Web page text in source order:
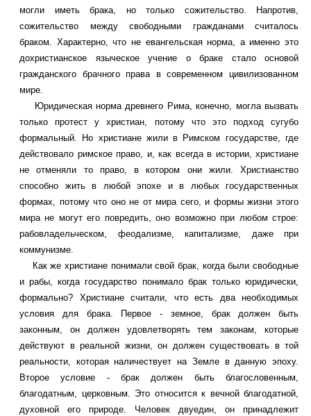
могли иметь брака, но только сожительство. Напротив,
сожительство между свободными гражданами считалось
браком. Характерно, что не евангельская норма, а именно это
дохристианское языческое учение о браке стало основой
гражданского брачного права в современном цивилизованном
мире.
Юридическая норма древнего Рима, конечно, могла вызвать
только протест у христиан, потому что это подход сугубо
формальный. Но христиане жили в Римском государстве, где
действовало римское право, и, как всегда в истории, христиане
не отменяли то право, в котором они жили. Христианство
способно жить в любой эпохе и в любых государственных
формах, потому что оно не от мира сего, и формы жизни этого
мира не могут его повредить, оно возможно при любом строе:
рабовладельческом, феодализме, капитализме, даже при
коммунизме.
Как же христиане понимали свой брак, когда были свободные
и рабы, когда государство понимало брак только юридически,
формально? Христиане считали, что есть два необходимых
условия для брака. Первое - земное, брак должен быть
законным, он должен удовлетворять тем законам, которые
действуют в реальной жизни, он должен существовать в той
реальности, которая наличествует на Земле в данную эпоху.
Второе условие - брак должен быть благословенным,
благодатным, церковным. Это относится к вечной благодатной,
духовной его природе. Человек двуедин, он принадлежит